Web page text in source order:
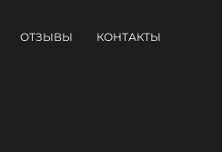
ОТЗЫВЫ КОНТАКТЫ